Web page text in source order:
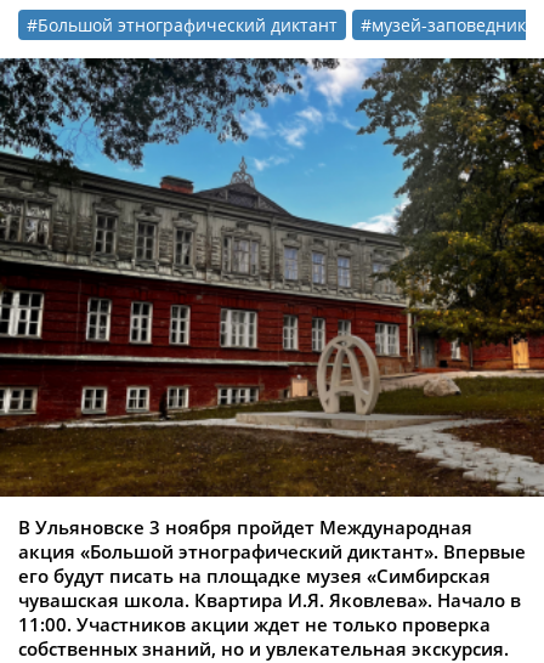
#Большой этнографический диктант #музей-заповедник
В Ульяновске 3 ноября пройдет Международная
акция «Большой этнографический диктант». Впервые
его будут писать на площадке музея «Симбирская
чувашская школа. Квартира И.Я. Яковлева». Начало в
11:00. Участников акции ждет не только проверка
собственных знаний, но и увлекательная экскурсия.